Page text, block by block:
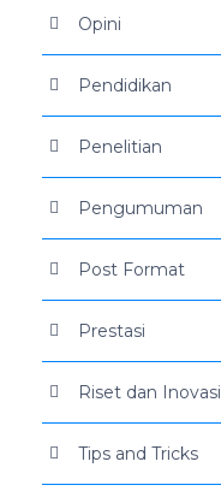
Opini
Pendidikan
Penelitian
Pengumuman
Post Format
Prestasi
Riset dan Inovasi
Tips and Tricks